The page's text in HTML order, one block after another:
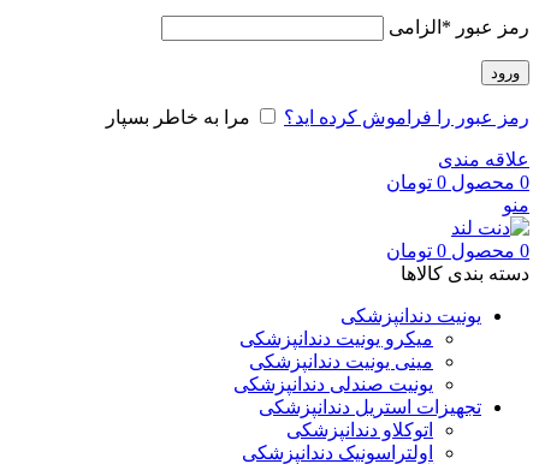
رمز عبور * الزامی
ورود
رمز عبور را فراموش کرده اید؟ مرا به خاطر بسپار
علاقه مندی
0 محصول 0 تومان
منو
0 محصول 0 تومان
دسته بندی کالاها
یونیت دندانپزشکی
میکرو یونیت دندانپزشکی
مینی یونیت دندانپزشکی
یونیت صندلی دندانپزشکی
تجهیزات استریل دندانپزشکی
اتوکلاو دندانپزشکی
اولتراسونیک دندانپزشکی